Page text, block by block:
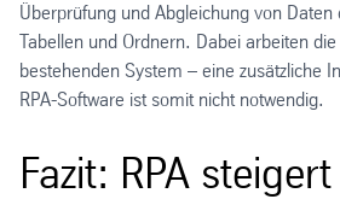
Überprüfung und Abgleichung von
Tabellen und Ordnern. Dabei arbeiten
bestehenden System – eine zusätzliche
RPA-Software ist somit nicht
Fazit: RPA